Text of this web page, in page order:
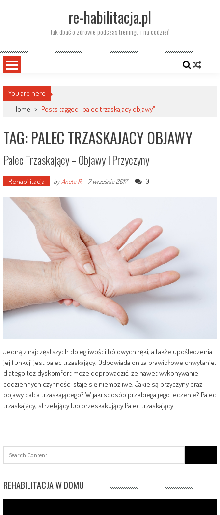
re-habilitacja.pl
Jak dbać o zdrowie podczas treningu i na codzień
You are here
Home > Posts tagged "palec trzaskajacy objawy"
TAG: PALEC TRZASKAJACY OBJAWY
Palec Trzaskający – Objawy I Przyczyny
Rehabilitacja byAneta R.- 7 września 2017 0
Jedną z najczęstszych dolegliwości bólowych ręki, a także upośledzenia
jej funkcji jest palec trzaskający. Odpowiada on za prawidłowe chwytanie,
dlatego też dyskomfort może doprowadzić, że nawet wykonywanie
codziennych czynności staje się niemożliwe. Jakie są przyczyny oraz
objawy palca trzaskającego? W jaki sposób przebiega jego leczenie? Palec
trzaskający, strzelający lub przeskakujący Palec trzaskający
for:
REHABILITACJA W DOMU